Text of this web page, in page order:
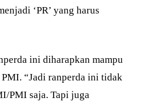
‘PR’ yang harus
ini diharapkan mampu
“Jadi ranperda ini tidak
PMI saja. Tapi juga